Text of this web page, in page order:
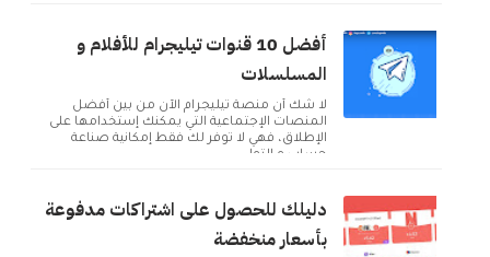
أفضل 10 قنوات تيليجرام للأفلام و
المسلسلات
لا شك أن منصة تيليجرام الآن من بين أفضل
المنصات الإجتماعية التي يمكنك إستخدامها على
الإطلاق، فهي لا توفر لك فقط إمكانية صناعة
حساب و التوا...
دليلك للحصول على اشتراكات مدفوعة
بأسعار منخفضة